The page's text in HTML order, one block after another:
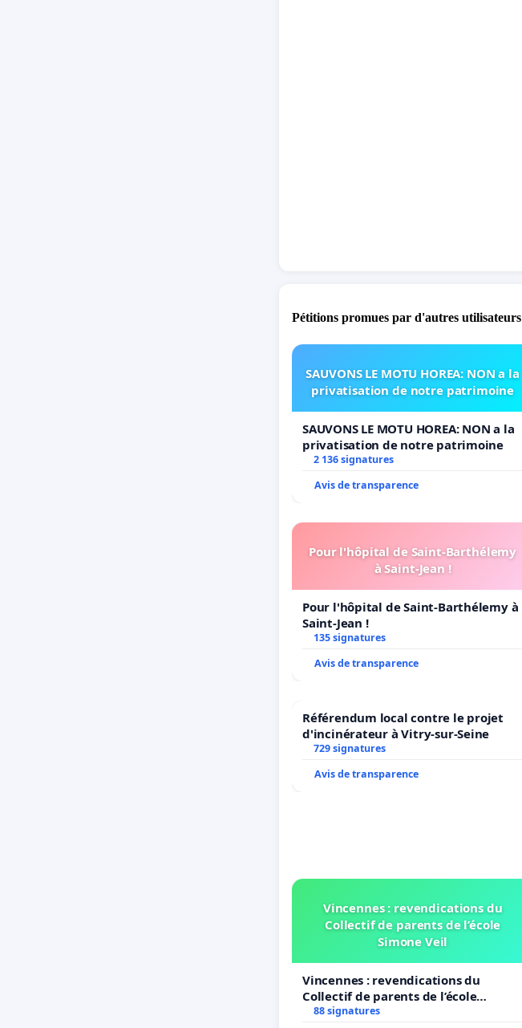
Pétitions promues par d'autres utilisateurs
SAUVONS LE MOTU HOREA: NON a la
privatisation de notre patrimoine
SAUVONS LE MOTU HOREA: NON a la
privatisation de notre patrimoine
2 136 signatures
Avis de transparence
Pour l'hôpital de Saint-Barthélemy
à Saint-Jean !
Pour l'hôpital de Saint-Barthélemy à
Saint-Jean !
135 signatures
Avis de transparence
Référendum local contre le projet
d'incinérateur à Vitry-sur-Seine
729 signatures
Avis de transparence
Vincennes : revendications du
Collectif de parents de l’école
Simone Veil
Vincennes : revendications du
Collectif de parents de l’école
Simone Veil
88 signatures